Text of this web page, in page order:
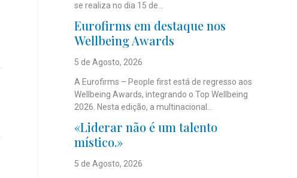
se realiza no dia 15 de...
Eurofirms em destaque nos
Wellbeing Awards
5 de Agosto, 2026
A Eurofirms – People first está de regresso aos
Wellbeing Awards, integrando o Top Wellbeing
2026. Nesta edição, a multinacional...
«Liderar não é um talento
místico.»
5 de Agosto, 2026